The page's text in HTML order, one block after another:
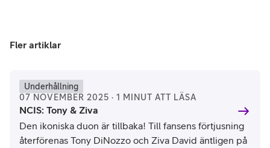
Fler artiklar
Underhållning
07 NOVEMBER 2025 · 1 MINUT ATT LÄSA
NCIS: Tony & Ziva
Den ikoniska duon är tillbaka! Till fansens förtjusning
återförenas Tony DiNozzo och Ziva David äntligen på